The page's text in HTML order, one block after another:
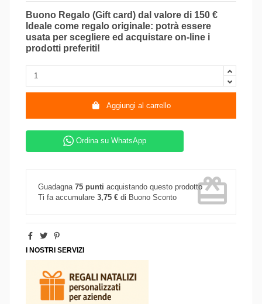
Buono Regalo (Gift card) dal valore di 150 €
Ideale come regalo originale: potrà essere
usata per scegliere ed acquistare on-line i
prodotti preferiti!
Aggiungi al carrello
Ordina su WhatsApp
Guadagna 75 punti acquistando questo prodotto
Ti fa accumulare 3,75 € di Buono Sconto card_giftcard
I NOSTRI SERVIZI